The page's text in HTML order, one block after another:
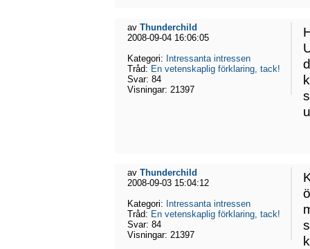
av Thunderchild
2008-09-04 16:06:05
Kategori: Intressanta intressen
Tråd: En vetenskaplig förklaring, tack!
Svar: 84
Visningar: 21397
av Thunderchild
2008-09-03 15:04:12
Kategori: Intressanta intressen
Tråd: En vetenskaplig förklaring, tack!
Svar: 84
Visningar: 21397